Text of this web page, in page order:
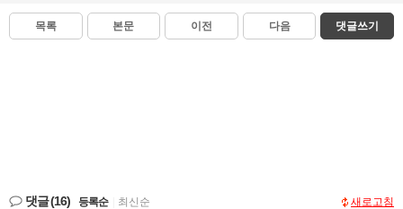
목록 본문 이전 다음 댓글쓰기
댓글(16) 등록순 최신순 새로고침